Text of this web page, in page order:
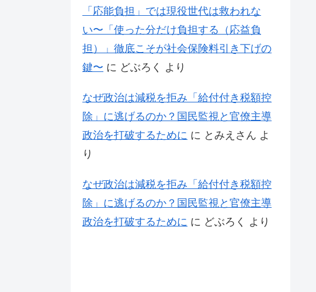
「応能負担」では現役世代は救われな
い〜「使った分だけ負担する（応益負
担）」徹底こそが社会保険料引き下げの
鍵〜 に どぶろく より
なぜ政治は減税を拒み「給付付き税額控
除」に逃げるのか？国民監視と官僚主導
政治を打破するために に とみえさん よ
り
なぜ政治は減税を拒み「給付付き税額控
除」に逃げるのか？国民監視と官僚主導
政治を打破するために に どぶろく より